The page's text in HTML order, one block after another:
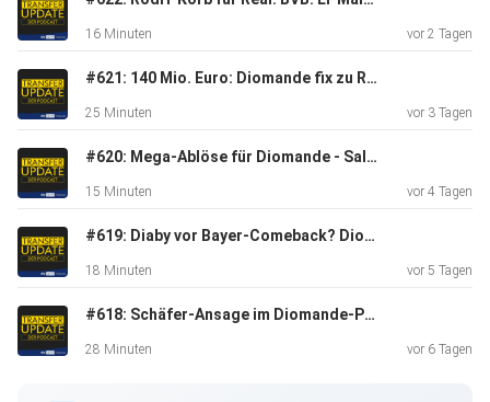
zurück in die Bundesliga? 36:36 Wolfsburg: Neuer Trainer
und neuer
Stürmer für die 2. Liga 39:28 Gladbach will diesen
Zweitliga-Stürmer 40:24 Need for speed mit Leao, Silva,
und Alvarez
16 Minuten vor 2 Tagen
#621: 140 Mio. Euro: Diomande fix zu Real - RB holt Asllani - PL-Klub heiß auf Nmecha | Transfer Update
25 Minuten vor 3 Tagen
#620: Mega-Ablöse für Diomande - Salah-Hype in Istanbul - Arsenals 85-Mio-Deal | Transfer Update Express
15 Minuten vor 4 Tagen
#619: Diaby vor Bayer-Comeback? Diomande-Deal rückt näher! Ebimbe zu Schalke? | Transfer Update Express
18 Minuten vor 5 Tagen
#618: Schäfer-Ansage im Diomande-Poker - Bayern streicht vier Stars - S04-Deal geplatzt | Transfer Update
28 Minuten vor 6 Tagen